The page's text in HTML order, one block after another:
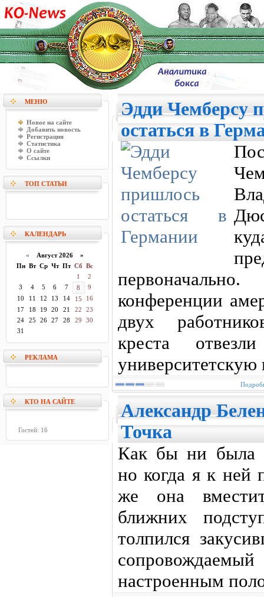
МЕНЮ
Новое на сайте
Добавить новость
Регистрация
Статистика
О сайте
Ссылки
ТОП СТАТЬИ
КАЛЕНДАРЬ
« Август 2026 »
Пн Вт Ср Чт Пт Сб Вс
1
2
3
4 5 6 7 8
9
10
11 12 13 14 15
16
17
18 19 20 21 22
23
24
25 26 27 28 29
30
31
РЕКЛАМА
КТО НА САЙТЕ
Гостей: 16
Эдди Чемберсу
остаться в
конференции
двух
креста
университетскую
Александр
Точка
Как бы ни была
но когда я к ней
же она
ближних
толпился
настроенным